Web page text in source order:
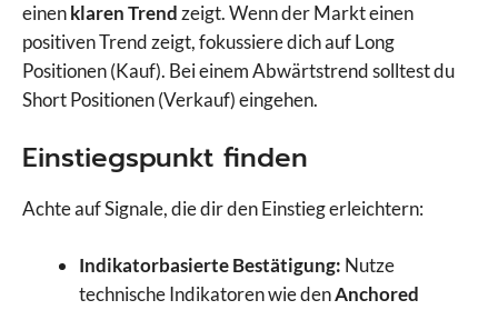
einenklaren Trendzeigt. Wenn der Markt einen
positiven Trend zeigt, fokussiere dich auf Long
Positionen (Kauf). Bei einem Abwärtstrend solltest du
Short Positionen (Verkauf) eingehen.
Einstiegspunkt finden
Achte auf Signale, die dir den Einstieg erleichtern:
Indikatorbasierte Bestätigung: Nutze
technische Indikatoren wie denAnchored